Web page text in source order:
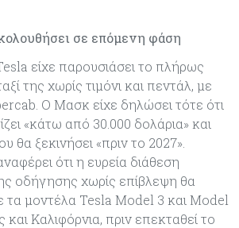
σε επόμενη φάση
είχε παρουσιάσει το πλήρως
της χωρίς τιμόνι και πεντάλ, με
Ο Μασκ είχε δηλώσει τότε ότι
«κάτω από 30.000 δολάρια» και
θα ξεκινήσει «πριν το 2027».
ότι η ευρεία διάθεση
οδήγησης χωρίς επίβλεψη θα
τα μοντέλα Tesla Model 3 και Model
και Καλιφόρνια, πριν επεκταθεί το